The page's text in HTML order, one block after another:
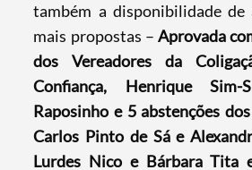
também a disponibilidade de
mais propostas –Aprovada
dos Vereadores da
Confiança, Henrique
Raposinho e 5 abstenções
Carlos Pinto de Sá e
Lurdes Nico e Bárbara Tita